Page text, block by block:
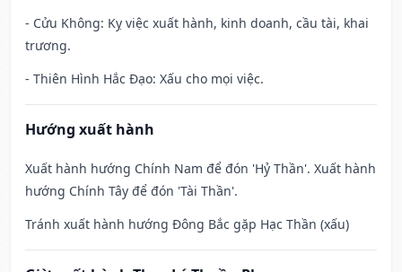
- Cửu Không: Kỵ việc xuất hành, kinh doanh, cầu tài, khai
trương.
- Thiên Hình Hắc Đạo: Xấu cho mọi việc.
Hướng xuất hành
Xuất hành hướng Chính Nam để đón 'Hỷ Thần'. Xuất hành
hướng Chính Tây để đón 'Tài Thần'.
Tránh xuất hành hướng Đông Bắc gặp Hạc Thần (xấu)